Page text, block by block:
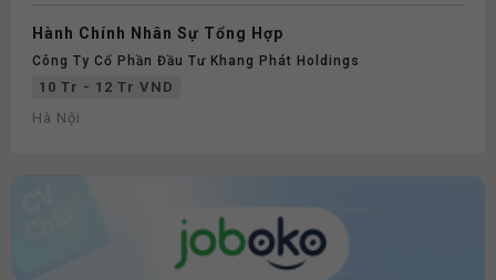
Hành Chính Nhân Sự Tổng Hợp
Công Ty Cổ Phần Đầu Tư Khang Phát Holdings
10 Tr - 12 Tr VND
Hà Nội